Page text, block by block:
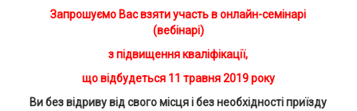
Запрошуємо Вас взяти участь в онлайн-семінарі
(вебінарі)
з підвищення кваліфікації,
що відбудеться 11 травня 2019року
Ви без відриву від свого місця і без необхідності приїзду